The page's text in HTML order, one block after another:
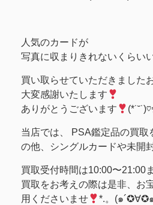
人気のカードが
写真に収まりきれないくらい
買い取らせていただきました
大変感謝いたします
ありがとうございます
(*˙˘˙)♡
当店では、 PSA鑑定品の買取
の他、シングルカードや未開
買取受付時間は10:00〜21:00
買取をお考えの際は是非、お
用くださいませ
*.。(๑´✪∀✪